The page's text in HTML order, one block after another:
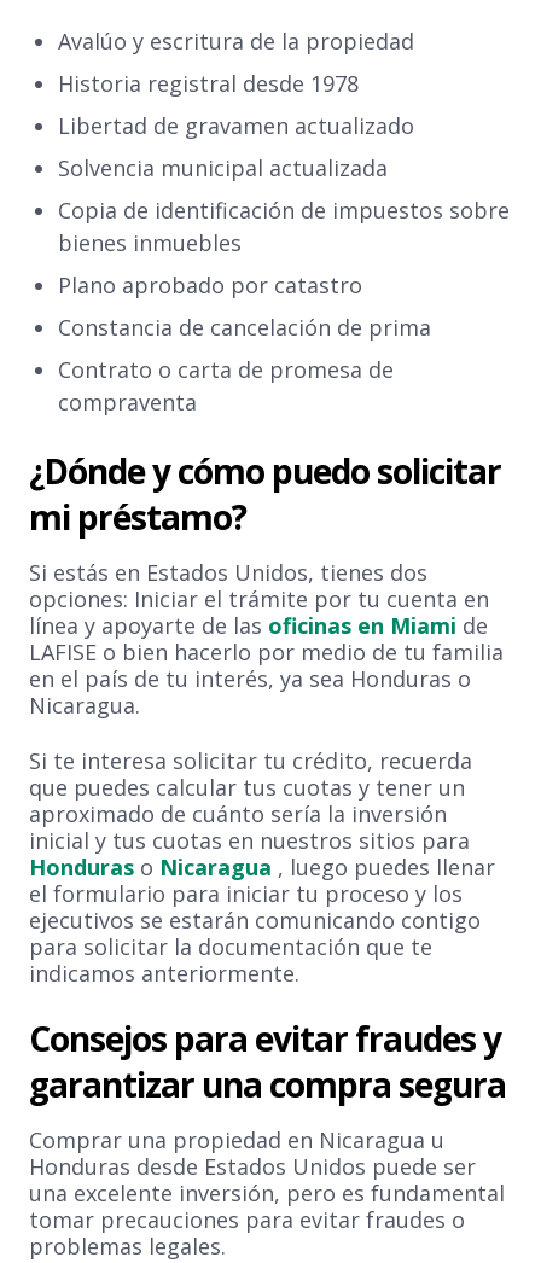
Avalúo y escritura de la propiedad
Historia registral desde 1978
Libertad de gravamen actualizado
Solvencia municipal actualizada
Copia de identificación de impuestos sobre
bienes inmuebles
Plano aprobado por catastro
Constancia de cancelación de prima
Contrato o carta de promesa de
compraventa
¿Dónde y cómo puedo solicitar
mi préstamo?
Si estás en Estados Unidos, tienes dos
opciones: Iniciar el trámite por tu cuenta en
línea y apoyarte de las oficinas en Miami de
LAFISE o bien hacerlo por medio de tu familia
en el país de tu interés, ya sea Honduras o
Nicaragua.
Si te interesa solicitar tu crédito, recuerda
que puedes calcular tus cuotas y tener un
aproximado de cuánto sería la inversión
inicial y tus cuotas en nuestros sitios para
Honduras o Nicaragua , luego puedes llenar
el formulario para iniciar tu proceso y los
ejecutivos se estarán comunicando contigo
para solicitar la documentación que te
indicamos anteriormente.
Consejos para evitar fraudes y
garantizar una compra segura
Comprar una propiedad en Nicaragua u
Honduras desde Estados Unidos puede ser
una excelente inversión, pero es fundamental
tomar precauciones para evitar fraudes o
problemas legales.